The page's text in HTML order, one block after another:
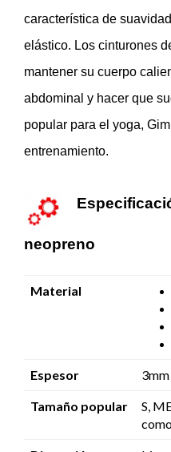
característica de
elástico. Los cinturones
mantener su cuerpo
abdominal y hacer que
popular para el yoga,
entrenamiento.
neopreno
Material
Espesor
Tamaño popular
S,